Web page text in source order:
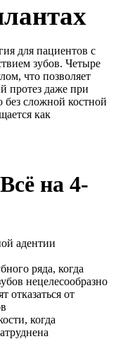
для пациентов с
зубов. Четыре
что позволяет
протез даже при
без сложной костной
как
на 4-
адентии
ряда, когда
нецелесообразно
отказаться от
когда